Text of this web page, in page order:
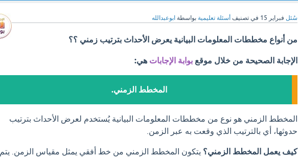
سُئل فبراير 15 في تصنيف أسئلة تعليمية بواسطة ابوعبدالله
من أنواع مخططات المعلومات البيانية يعرض الأحداث بترتيب زمني ؟؟
الإجابة الصحيحة من خلال موقع بوابة الإجابات هي:
المخطط الزمني.
المخطط الزمني هو نوع من مخططات المعلومات البيانية يُستخدم لعرض الأحداث بترتيب
حدوثها، أي بالترتيب الذي وقعت به عبر الزمن.
كيف يعمل المخطط الزمني؟ يتكون المخطط الزمني من خط أفقي يمثل مقياس الزمن. يتم